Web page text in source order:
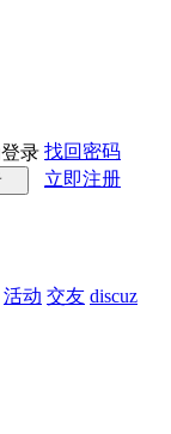
录 找回密码
立即注册
活动 交友 discuz